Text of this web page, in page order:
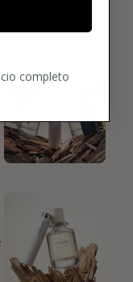
MIEMBRO
completo